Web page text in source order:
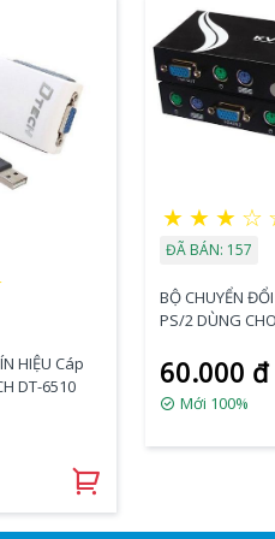
HIỆU Cáp
DT-6510
★ ★ ★ ☆
ĐÃ BÁN: 157
BỘ CHUYỂN ĐỔI
PS/2 DÙNG
60.000 đ
Mới 100%